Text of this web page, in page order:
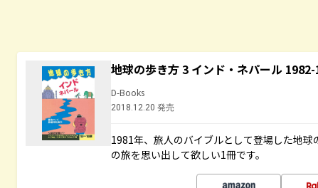
地球の歩き方 3 インド・ネパール 1982-
D-Books
2018.12.20 発売
1981年、旅人のバイブルとして登場した地
の旅を思い出して欲しい1冊です。